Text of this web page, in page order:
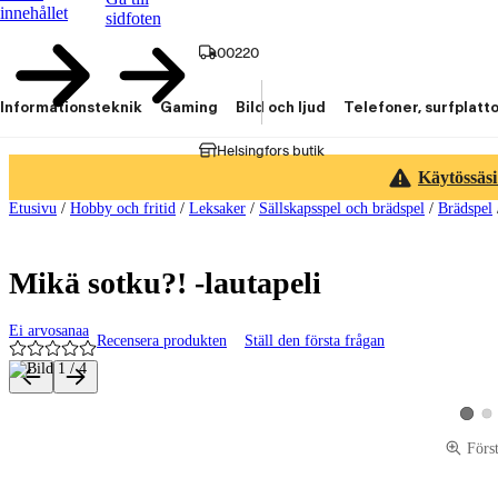
innehållet
sidfoten
00220
Helsingfors butik
Informationsteknik Gaming Bild och ljud Telefoner,
Etusivu / Hobby och fritid / Leksaker / Sällskapsspel och brädspel / Brädspel
Mikä sotku?! -lautapeli
Ei arvosanaa
Recensera produkten Ställ den första frågan
Produktbilder och videor
Visa